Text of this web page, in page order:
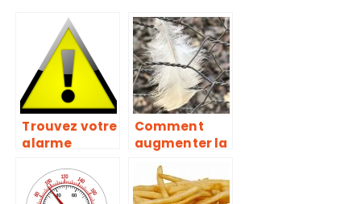
Trouvez votre
alarme
au meilleur
prix!
Comment
augmenter la
votre
poulailler ?